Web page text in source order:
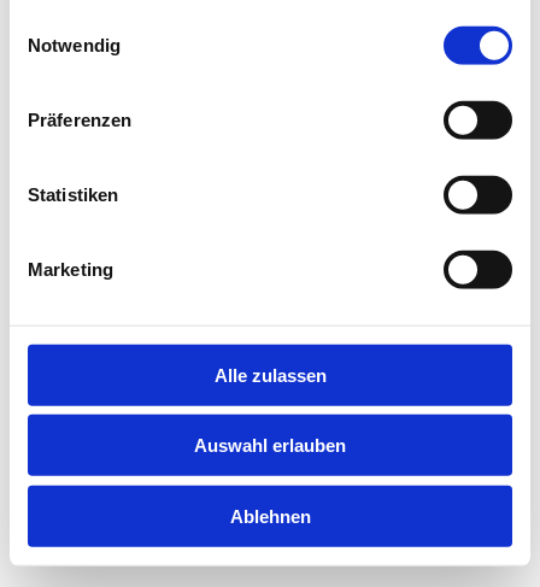
Notwendig
Präferenzen
Statistiken
Marketing
Alle zulassen
Auswahl erlauben
Ablehnen
loadingjobninja.com
for more